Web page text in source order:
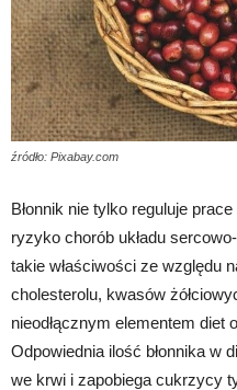
źródło: Pixabay.com
Błonnik nie tylko reguluje
ryzyko chorób układu
takie właściwości ze względu
cholesterolu, kwasów
nieodłącznym elementem
Odpowiednia ilość błonnika w
we krwi i zapobiega cukrzycy